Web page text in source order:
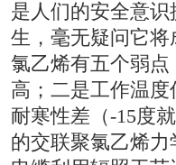
是人们的安全意
生，毫无疑问它
氯乙烯有五个弱
高；二是工作温
耐寒性差（-15度
的交联聚氯乙烯